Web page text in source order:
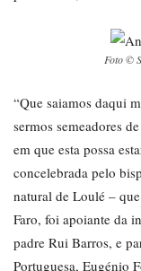
Foto ©
“Que saiamos daqui
sermos semeadores
em que esta possa
concelebrada pelo
natural de Loulé –
Faro, foi apoiante da
padre Rui Barros, e
Portuguesa, Eugénio